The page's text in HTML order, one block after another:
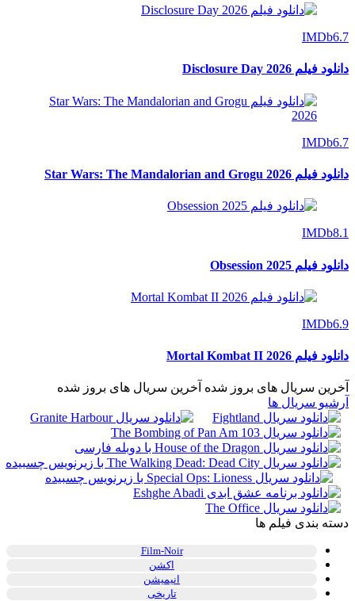
IMDb6.7
دانلود فیلم Disclosure Day 2026
IMDb6.7
دانلود فیلم Star Wars: The Mandalorian and Grogu 2026
IMDb8.1
دانلود فیلم Obsession 2025
IMDb6.9
دانلود فیلم Mortal Kombat II 2026
آخرین سریال های بروز شده آخرین سریال های بروز شده
آرشیو سریال ها
دسته بندی فیلم ها
Film-Noir
اکشن
انیمیشن
تاریخی